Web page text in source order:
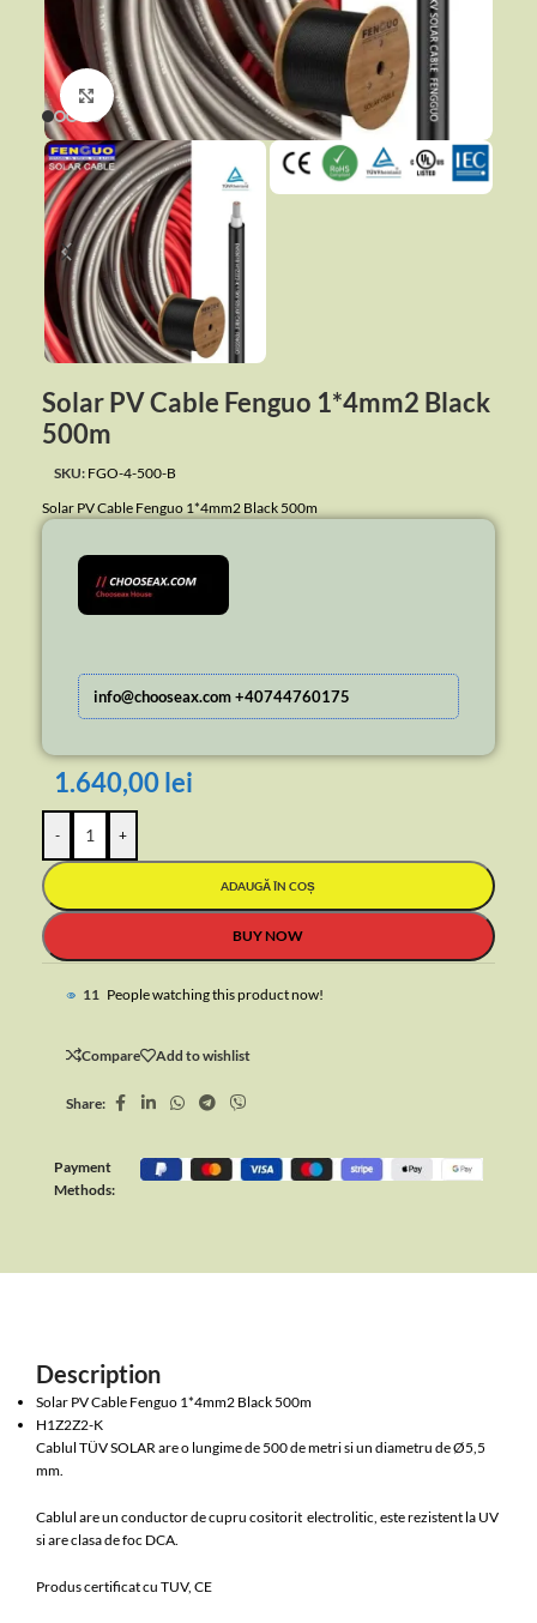
Click to enlarge
Solar PV Cable Fenguo 1*4mm2 Black
500m
SKU: FGO-4-500-B
Solar PV Cable Fenguo 1*4mm2 Black 500m
info@chooseax.com +40744760175
1.640,00lei
- +
ADAUGĂ ÎN COȘ
BUY NOW
11 People watching this product now!
Compare Add to wishlist
Share:
Payment
Methods:
Description
Solar PV Cable Fenguo 1*4mm2 Black 500m
H1Z2Z2-K
Cablul TÜV SOLAR are o lungime de 500 de metri si un diametru de Ø5,5
mm.
Cablul are un conductor de cupru cositorit electrolitic, este rezistent la UV
si are clasa de foc DCA.
Produs certificat cu TUV, CE